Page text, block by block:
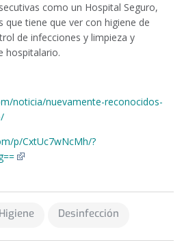
como un Hospital Seguro,
que tiene que ver con higiene de
de infecciones y limpieza y
hospitalario.
noticia/nuevamente-reconocidos-
p/CxtUc7wNcMh/?
Higiene Desinfección